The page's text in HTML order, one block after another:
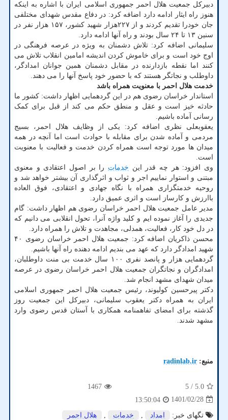
دبیرکل جمعیت هلال احمر جمهوری اسلامی ایران با اشاره به اینکه
هنوز راه ایثار ادامه دارد اضافه کرد: در دفاع مقدس شهدای مختلفی
جان خودرا تقدیم کردند و از ۲۲۷هزار شهید کشور، ۱۵۷ هزار نفر در
سنین ۱۳ تا ۲۴ سال بودند و راه آنها ادامه دارد.
سلیمانی اضافه کرد: تلاش دشمنان به ویژه در عرصه فرهنگی در
اوج خود است و برای خاموش کردن اندیشه امامین انقلاب تلاش می
کنند اما نقطه بازدارنده در مقابل دشمنان همین جوانان امدادگر،
داوطلب و نجاتگر هستند که با حضور خود پاسخ آنها را می دهند.
خدمت هلال احمر با معنویت همراه باشد
استاندار خراسان رضوی هم در این گردهمایی اظهار داشت: کشور ما
حادثه خیز است و عقل و منطق حکم می کند از قبل برای کمک
رسانی آماده باشیم.
یعقوبعلی نظری اضافه کرد: یکی از وظایف هلال احمر، بسیج
مردمی و آماده شدن برای مقابله با حوادث است اما آنچه در همه
میدان ها مورد توجه است همراه کردن خدمت و فعالیت با معنویت
است.
وی افزود: هر چه قدر این خدمات را بر اصول اعتقادی و معنوی
مبتنی و استوار نماییم اجر و ثواب و اثرگذاری آن بیشتر خواهد شد و
روحیه خدمتگزاری همراه با نگاه جهادی و اعتقادی، فوق العاده
باارزش و کارساز است و اثری عمیق دارد.
مدیر عامل جمعیت هلال احمر خراسان رضوی هم اظهار داشت: گام
جدیدی را آغاز نموده ایم و کلید واژه آنرا، تحول انقلابی می دانیم که
در دل خود کار، فعالیت، همدلی، مجاهدت و تلاش را همراه دارد.
محسن ذاکریان اضافه کرد: جمعیت هلال احمر خراسان رضوی ۴۰
شهید امدادگر دارد که عهد می بندیم ادامه دهنده راه آنها باشیم.
گردهمایی هزار و پانصد نفری ۱۰۰ سال خدمت بی منت داوطلبان،
امدادگران و نجاتگران جمعیت هلال احمر خراسان رضوی در عرصه
میدان شهدای مشهد انجام شد.
دکتر پیرحسین کولیوند، رئیس جمعیت هلال احمر جمهوری اسلامی
ایران به همراه دکتر یعقوب سلیمانی، دبیرکل این جمعیت روز
گذشته برای امضای تفاهمنامه همکاری با آستان قدس رضوی وارد
مشهد شدند.
منبع: radinlab.ir
5.0
/ 5
1467
1401/02/28
13:50:04
تگهای خبر:
امداد , خدمات , هلال احمر